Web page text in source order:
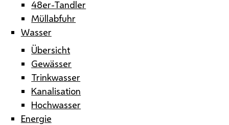
48er-Tandler
Müllabfuhr
Wasser
Übersicht
Gewässer
Trinkwasser
Kanalisation
Hochwasser
Energie